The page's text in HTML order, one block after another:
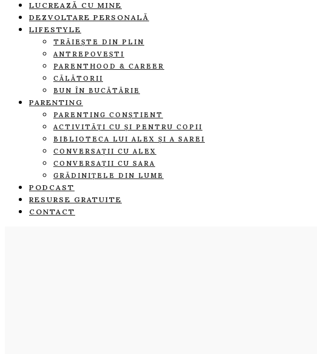
LUCREAZĂ CU MINE
DEZVOLTARE PERSONALĂ
LIFESTYLE
TRĂIEȘTE DIN PLIN
ANTREPOVEȘTI
PARENTHOOD & CAREER
CĂLĂTORII
BUN ÎN BUCĂTĂRIE
PARENTING
PARENTING CONȘTIENT
ACTIVITĂȚI CU ȘI PENTRU COPII
BIBLIOTECA LUI ALEX ȘI A SAREI
CONVERSAȚII CU ALEX
CONVERSAȚII CU SARA
GRĂDINIȚELE DIN LUME
PODCAST
RESURSE GRATUITE
CONTACT